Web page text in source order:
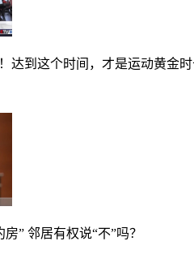
达到这个时间，才是运动黄金
” 邻居有权说“不”吗？